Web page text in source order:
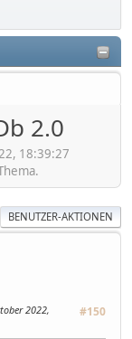
2.0
18:39:27
BENUTZER-AKTIONEN
#150
2022,